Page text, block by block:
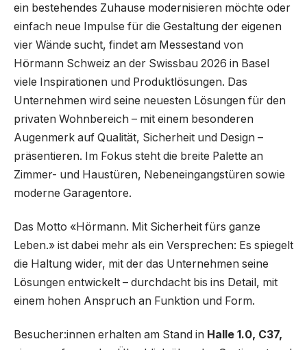
ein bestehendes Zuhause modernisieren möchte oder
einfach neue Impulse für die Gestaltung der eigenen
vier Wände sucht, findet am Messestand von
Hörmann Schweiz an der Swissbau 2026 in Basel
viele Inspirationen und Produktlösungen. Das
Unternehmen wird seine neuesten Lösungen für den
privaten Wohnbereich – mit einem besonderen
Augenmerk auf Qualität, Sicherheit und Design –
präsentieren. Im Fokus steht die breite Palette an
Zimmer- und Haustüren, Nebeneingangstüren sowie
moderne Garagentore.
Das Motto «Hörmann. Mit Sicherheit fürs ganze
Leben.» ist dabei mehr als ein Versprechen: Es spiegelt
die Haltung wider, mit der das Unternehmen seine
Lösungen entwickelt – durchdacht bis ins Detail, mit
einem hohen Anspruch an Funktion und Form.
Besucher:innen erhalten am Stand in Halle 1.0, C37,